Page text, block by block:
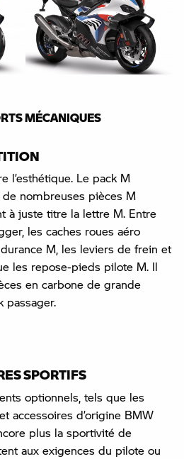
MÉCANIQUES
l’esthétique. Le pack M
nombreuses pièces M
à juste titre la lettre M. Entre
les caches roues aéro
M, les leviers de frein et
les repose-pieds pilote M. Il
en carbone de grande
passager.
SPORTIFS
optionnels, tels que les
accessoires d’origine BMW
plus la sportivité de
aux exigences du pilote ou